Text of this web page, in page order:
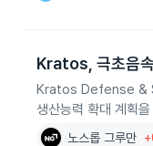
Kratos, 극초음속
Kratos Defense &
생산능력 확대 계획
노스롭 그루만